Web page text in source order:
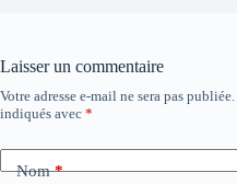
Laisser un commentaire
Votre adresse e-mail ne sera pas publiée.
indiqués avec *
Nom*